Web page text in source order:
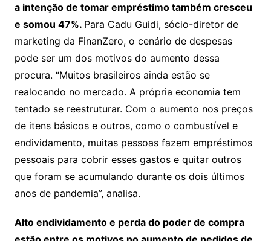
a intenção de tomar empréstimo também cresceu
e somou 47%. Para Cadu Guidi, sócio-diretor de
marketing da FinanZero, o cenário de despesas
pode ser um dos motivos do aumento dessa
procura. “Muitos brasileiros ainda estão se
realocando no mercado. A própria economia tem
tentado se reestruturar. Com o aumento nos preços
de itens básicos e outros, como o combustível e
endividamento, muitas pessoas fazem empréstimos
pessoais para cobrir esses gastos e quitar outros
que foram se acumulando durante os dois últimos
anos de pandemia”, analisa.
Alto endividamento e perda do poder de compra